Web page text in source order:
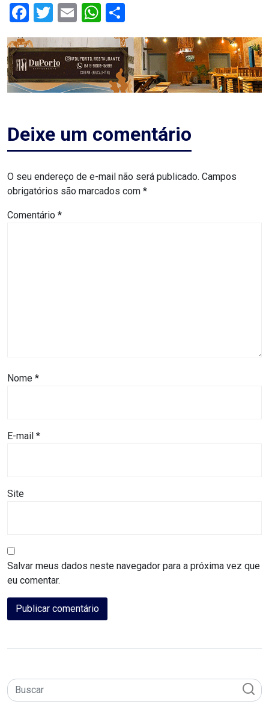
VOCÊ
ASSEMBLEIA
LEGISLATIVA
DO
ASSEMBLEIA
ASSISTÊNCIA
MÉDICA
DE
CÂMARA
CÂMARA
FEDERAL
MUNICIPAL
MACAU
Facebook
Twitter
EmailWhatsApp
Deixe um comentário
O seu endereço de e-mail não será publicado. Campos
obrigatórios são marcados com *
Comentário *
Nome *
E-mail *
Site
Salvar meus dados neste navegador para a próxima vez que
eu comentar.